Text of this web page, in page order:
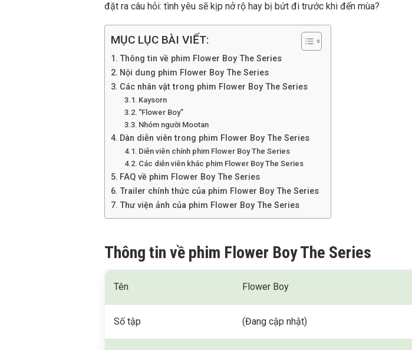
đặt ra câu hỏi: tình yêu sẽ kịp nở rộ hay bị bứt đi trước khi đến mùa?
MỤC LỤC BÀI VIẾT:
Thông tin về phim Flower Boy The Series
Nội dung phim Flower Boy The Series
Các nhân vật trong phim Flower Boy The Series
Kaysorn
“Flower Boy”
Nhóm người Mootan
Dàn diễn viên trong phim Flower Boy The Series
Diễn viên chính phim Flower Boy The Series
Các diễn viên khác phim Flower Boy The Series
FAQ về phim Flower Boy The Series
Trailer chính thức của phim Flower Boy The Series
Thư viện ảnh của phim Flower Boy The Series
Thông tin về phim Flower Boy The Series
Tên Flower Boy
Số tập (Đang cập nhật)